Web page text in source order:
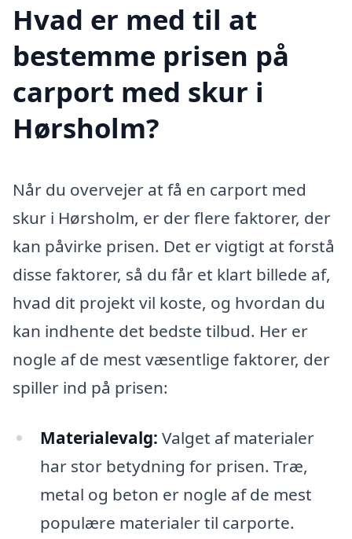
Hvad er med til at
bestemme prisen på
carport med skur i
Hørsholm?
Når du overvejer at få en carport med
skur i Hørsholm, er der flere faktorer, der
kan påvirke prisen. Det er vigtigt at forstå
disse faktorer, så du får et klart billede af,
hvad dit projekt vil koste, og hvordan du
kan indhente det bedste tilbud. Her er
nogle af de mest væsentlige faktorer, der
spiller ind på prisen:
Materialevalg: Valget af materialer
har stor betydning for prisen. Træ,
metal og beton er nogle af de mest
populære materialer til carporte.